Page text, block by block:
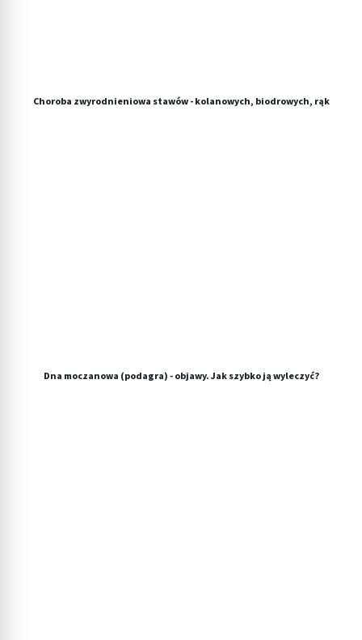
Choroba zwyrodnieniowa stawów - kolanowych, biodrowych, rąk
Dna moczanowa (podagra) - objawy. Jak szybko ją wyleczyć?